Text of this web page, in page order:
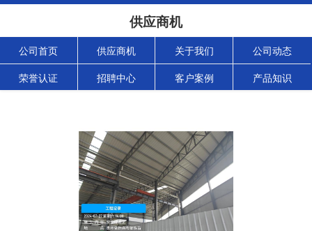
供应商机
公司首页 供应商机 关于我们 公司动态
荣誉认证 招聘中心 客户案例 产品知识